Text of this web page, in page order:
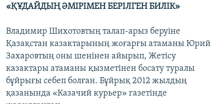
«ҚҰДАЙДЫҢ ӘМІРІМЕН БЕРІЛГЕН БИЛІК»
Владимир Шихотовтың талап-арыз беруіне
Қазақстан казактарының жоғарғы атаманы Юрий
Захаровтың оны шенінен айырып, Жетісу
казактары атаманы қызметінен босату туралы
бұйрығы себеп болған. Бұйрық 2012 жылдың
қазанында «Казачий курьер» газетінде